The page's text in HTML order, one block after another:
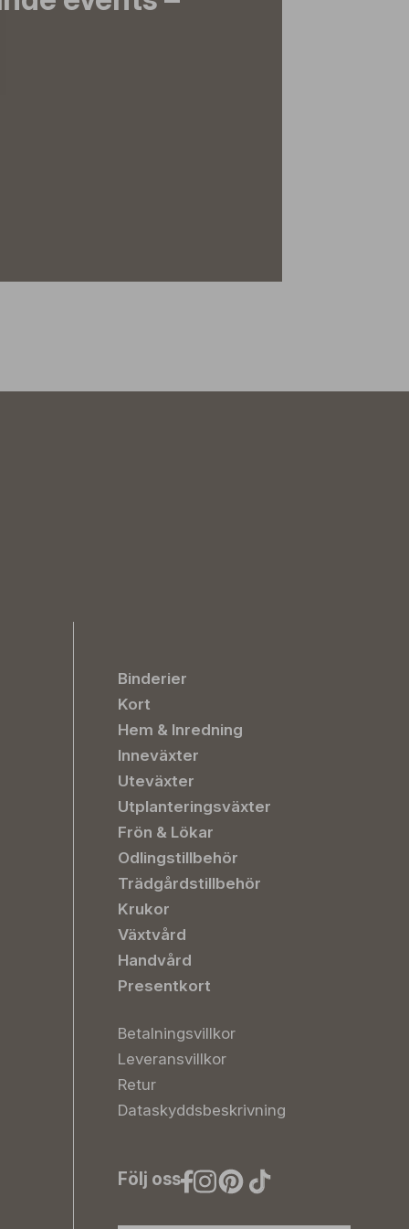
Binderier
Kort
Hem & Inredning
Inneväxter
Uteväxter
Utplanteringsväxter
Frön & Lökar
Odlingstillbehör
Trädgårdstillbehör
Krukor
Växtvård
Handvård
Presentkort
Betalningsvillkor
Leveransvillkor
Retur
Dataskyddsbeskrivning
Följ oss